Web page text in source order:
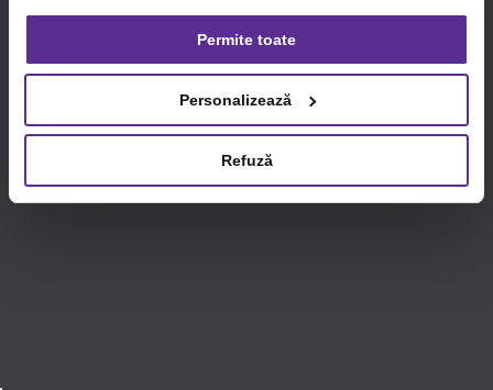
consimțământul oricând, făcând click pe linkul către
setările dvs. de cookie-uri.
privind utilizarea modulelor cookie.Detalii
Permite toate
Personalizează
Refuză